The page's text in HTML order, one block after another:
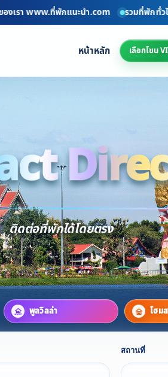
www.ที่พักแนะนำ.com รวมที่พักทั่วไทยอั
หน้าหลัก เลือกโซน
ติดต่อที่พักได้โดยตรง
พูลวิลล่า โฮม
สถานที่